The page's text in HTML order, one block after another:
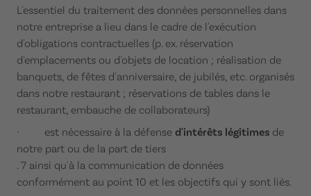
L'essentiel du traitement des données personnelles dans
notre entreprise a lieu dans le cadre de l'exécution
d'obligations contractuelles (p. ex. réservation
d'emplacements ou d'objets de location ; réalisation de
banquets, de fêtes d'anniversaire, de jubilés, etc. organisés
dans notre restaurant ; réservations de tables dans le
restaurant, embauche de collaborateurs)
· est nécessaire à la défense d'intérêts légitimes de
notre part ou de la part de tiers
. 7 ainsi qu'à la communication de données
conformément au point 10 et les objectifs qui y sont liés.